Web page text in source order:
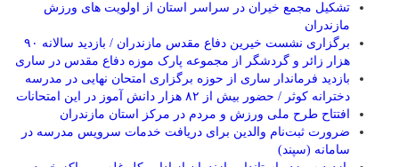
تشکیل مجمع خیران در سراسر استان از اولویت های ورزش
مازندران
برگزاری نشست خیرین دفاع مقدس مازندران / بازدید سالانه ۹۰
هزار زائر و گردشگر از مجموعه پارک موزه دفاع مقدس در ساری
بازدید فرماندار ساری از حوزه برگزاری امتحان نهایی در مدرسه
دخترانه کوثر / حضور بیش از ۸۲ هزار دانش آموز در این امتحانات
افتتاح طرح ملی ورزش و مردم در مرکز استان مازندران
ضرورت ثبت‌نام والدین برای دریافت خدمات سرویس مدرسه در
سامانه (سپند)